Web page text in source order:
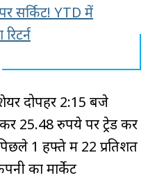
सर्किट! YTD में
दोपहर 2:15 बजे
25.48 रुपये पर ट्रेड कर
1 हफ्ते में 22 प्रतिशत
का मार्केट